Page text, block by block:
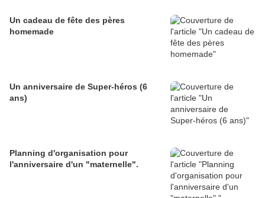
Un cadeau de fête des pères
homemade
Un anniversaire de Super-héros (6
ans)
Planning d'organisation pour
l'anniversaire d'un "maternelle".